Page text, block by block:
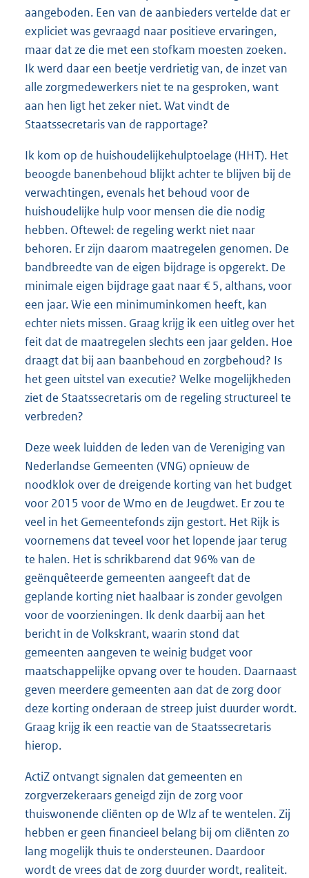
aangeboden. Een van de aanbieders vertelde dat er
expliciet was gevraagd naar positieve ervaringen,
maar dat ze die met een stofkam moesten zoeken.
Ik werd daar een beetje verdrietig van, de inzet van
alle zorgmedewerkers niet te na gesproken, want
aan hen ligt het zeker niet. Wat vindt de
Staatssecretaris van de rapportage?
Ik kom op de huishoudelijkehulptoelage (HHT). Het
beoogde banenbehoud blijkt achter te blijven bij de
verwachtingen, evenals het behoud voor de
huishoudelijke hulp voor mensen die die nodig
hebben. Oftewel: de regeling werkt niet naar
behoren. Er zijn daarom maatregelen genomen. De
bandbreedte van de eigen bijdrage is opgerekt. De
minimale eigen bijdrage gaat naar € 5, althans, voor
een jaar. Wie een minimuminkomen heeft, kan
echter niets missen. Graag krijg ik een uitleg over het
feit dat de maatregelen slechts een jaar gelden. Hoe
draagt dat bij aan baanbehoud en zorgbehoud? Is
het geen uitstel van executie? Welke mogelijkheden
ziet de Staatssecretaris om de regeling structureel te
verbreden?
Deze week luidden de leden van de Vereniging van
Nederlandse Gemeenten (VNG) opnieuw de
noodklok over de dreigende korting van het budget
voor 2015 voor de Wmo en de Jeugdwet. Er zou te
veel in het Gemeentefonds zijn gestort. Het Rijk is
voornemens dat teveel voor het lopende jaar terug
te halen. Het is schrikbarend dat 96% van de
geënquêteerde gemeenten aangeeft dat de
geplande korting niet haalbaar is zonder gevolgen
voor de voorzieningen. Ik denk daarbij aan het
bericht in de Volkskrant, waarin stond dat
gemeenten aangeven te weinig budget voor
maatschappelijke opvang over te houden. Daarnaast
geven meerdere gemeenten aan dat de zorg door
deze korting onderaan de streep juist duurder wordt.
Graag krijg ik een reactie van de Staatssecretaris
hierop.
ActiZ ontvangt signalen dat gemeenten en
zorgverzekeraars geneigd zijn de zorg voor
thuiswonende cliënten op de Wlz af te wentelen. Zij
hebben er geen financieel belang bij om cliënten zo
lang mogelijk thuis te ondersteunen. Daardoor
wordt de vrees dat de zorg duurder wordt, realiteit.